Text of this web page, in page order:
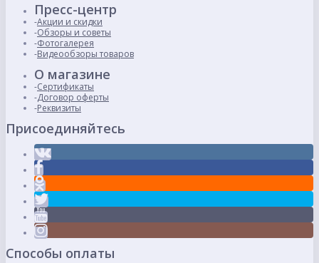
Пресс-центр
Акции и скидки
Обзоры и советы
Фотогалерея
Видеообзоры товаров
О магазине
Сертификаты
Договор оферты
Реквизиты
Присоединяйтесь
Способы оплаты